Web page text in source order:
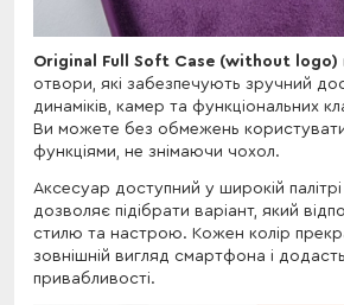
Original Full Soft Case (without logo)
отвори, які забезпечують зручний
динаміків, камер та функціональних
Ви можете без обмежень
функціями, не знімаючи чохол.
Аксесуар доступний у широкій
дозволяє підібрати варіант, який
стилю та настрою. Кожен колір
зовнішній вигляд смартфона і
привабливості.